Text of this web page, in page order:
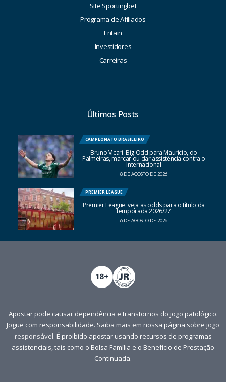
Site Sportingbet
Programa de Afiliados
Entain
Investidores
Carreiras
Últimos Posts
CAMPEONATO BRASILEIRO
Bruno Vicari: Big Odd para Mauricio, do
Palmeiras, marcar ou dar assistência contra o
Internacional
8 DE AGOSTO DE 2026
PREMIER LEAGUE
Premier League: veja as odds para o título da
temporada 2026/27
6 DE AGOSTO DE 2026
Apostar pode causar dependência e transtornos do jogo patológico.
Jogue com responsabilidade. Saiba mais em nossa página sobre jogo
responsável. É proibido apostar usando recursos de programas
assistenciais, tais como o Bolsa Família e o Benefício de Prestação
Continuada.